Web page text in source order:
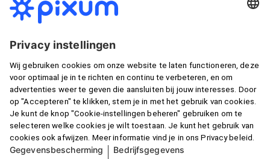
Gegarandeerd veilig